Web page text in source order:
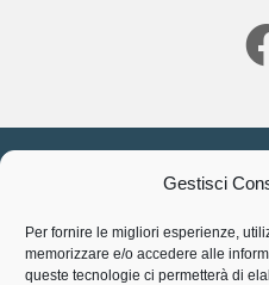
Gestisci
Per fornire le migliori esperienze,
memorizzare e/o accedere alle
queste tecnologie ci permetterà di
P.I. 06346800961 | N.